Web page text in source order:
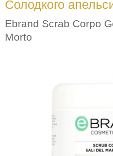
Солодкого
Ebrand Scrab Corpo
Morto